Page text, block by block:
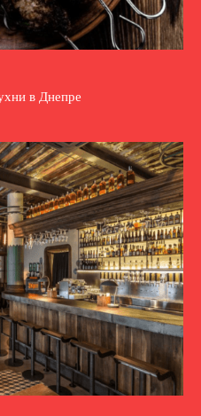
в Днепре